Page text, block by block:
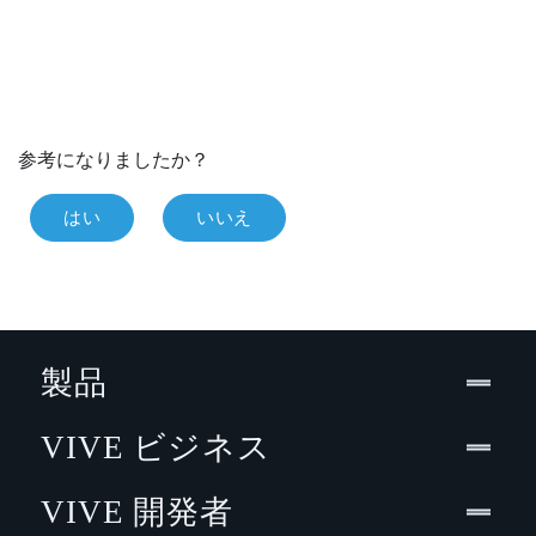
参考になりましたか？
はい いいえ
製品
VIVE ビジネス
VIVE 開発者